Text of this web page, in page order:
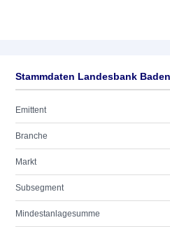
Stammdaten Landesbank
Emittent
Branche
Markt
Subsegment
Mindestanlagesumme